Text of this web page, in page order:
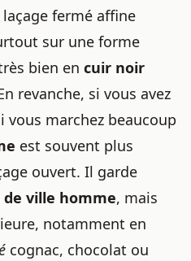
fermé affine
sur une forme
bien en cuir noir
revanche, si vous avez
marchez beaucoup
est souvent plus
ouvert. Il garde
de ville homme, mais
notamment en
cognac, chocolat ou